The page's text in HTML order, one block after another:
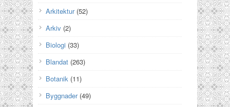
Arkitektur(52)
Arkiv (2)
Biologi (33)
Blandat (263)
Botanik (11)
Byggnader(49)